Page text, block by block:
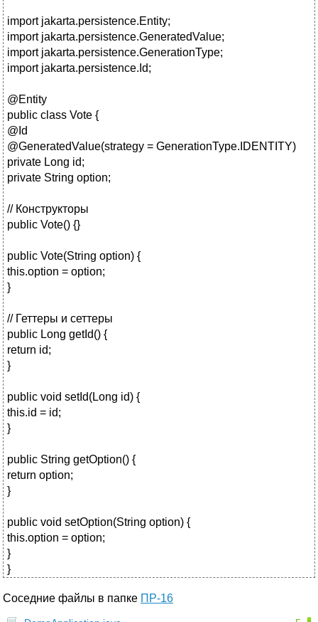
import jakarta.persistence.Entity;
import jakarta.persistence.GeneratedValue;
import jakarta.persistence.GenerationType;
import jakarta.persistence.Id;
@Entity
public class Vote {
@Id
@GeneratedValue(strategy = GenerationType.IDENTITY)
private Long id;
private String option;
// Конструкторы
public Vote() {}
public Vote(String option) {
this.option = option;
}
// Геттеры и сеттеры
public Long getId() {
return id;
}
public void setId(Long id) {
this.id = id;
}
public String getOption() {
return option;
}
public void setOption(String option) {
this.option = option;
}
}
Соседние файлы в папке ПР-16